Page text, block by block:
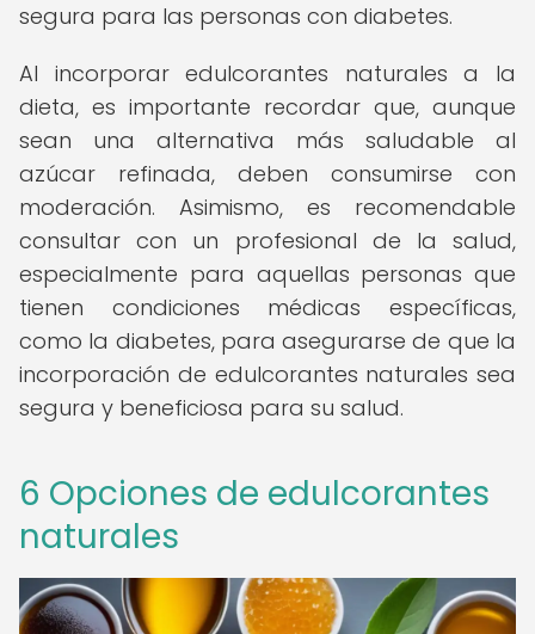
segura para las personas con diabetes.
Al incorporar edulcorantes naturales a la
dieta, es importante recordar que, aunque
sean una alternativa más saludable al
azúcar refinada, deben consumirse con
moderación. Asimismo, es recomendable
consultar con un profesional de la salud,
especialmente para aquellas personas que
tienen condiciones médicas específicas,
como la diabetes, para asegurarse de que la
incorporación de edulcorantes naturales sea
segura y beneficiosa para su salud.
6 Opciones de edulcorantes
naturales